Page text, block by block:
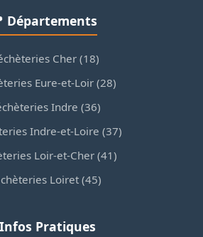
Départements
Cher (18)
Eure-et-Loir (28)
Indre (36)
Indre-et-Loire (37)
Loir-et-Cher (41)
Loiret (45)
Infos Pratiques